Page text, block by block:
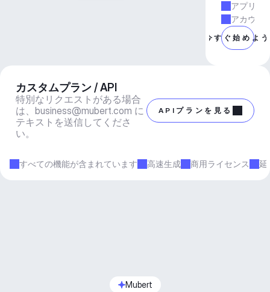
アプリと
アカウン
今すぐ始めよう
カスタムプラン / API
特別なリクエストがある場合
は、 business@mubert.com に
テキストを送信してくださ
い。
APIプランを見る
すべての機能が含まれています 高速生成 商用ライセンス 延
Mubert